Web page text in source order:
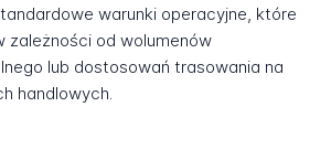
warunki operacyjne, które
zależności od wolumenów
lub dostosowań trasowania na
handlowych.